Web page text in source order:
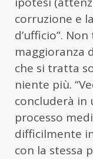
corruzione e
d’ufficio”.
maggioranza
che si tratta
niente più.
concluderà in
processo
difficilmente
con la stessa